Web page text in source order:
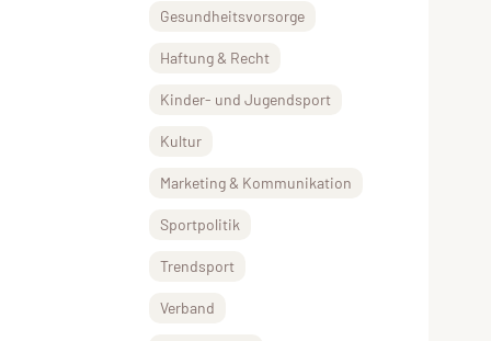
Gesundheitsvorsorge
Haftung & Recht
Kinder- und Jugendsport
Kultur
Marketing & Kommunikation
Sportpolitik
Trendsport
Verband